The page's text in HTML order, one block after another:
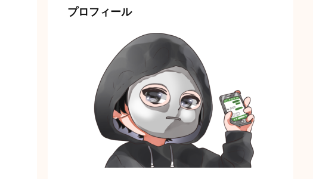
プロフィール